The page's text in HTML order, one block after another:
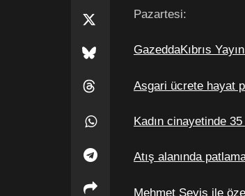
Pazartesi:
GazeddaKıbrıs
Asgari ücrete hayat
Kadın cinayetinde
Atış alanında
Mehmet Seyis ile